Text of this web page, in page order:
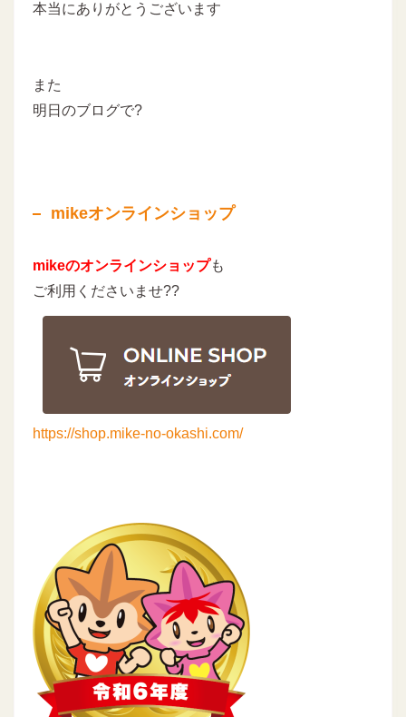
本当にありがとうございます
また
明日のブログで?
mikeオンラインショップ
mikeのオンラインショップも
ご利用くださいませ??
https://shop.mike-no-okashi.com/